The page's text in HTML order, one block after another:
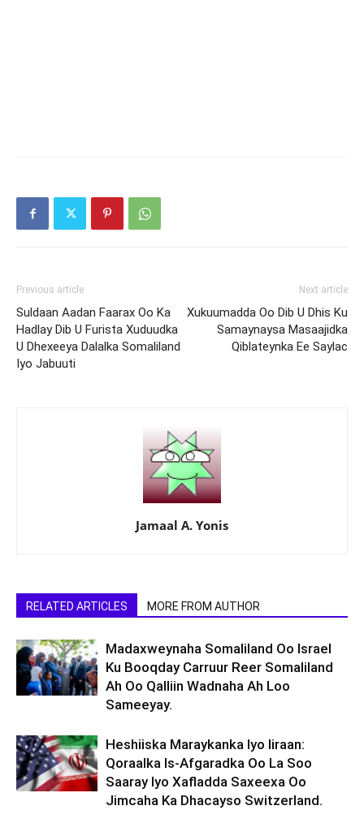
Previous article
Suldaan Aadan Faarax Oo Ka
Hadlay Dib U Furista Xuduudka
U Dhexeeya Dalalka Somaliland
Iyo Jabuuti
Next article
Xukuumadda Oo Dib U Dhis Ku
Samaynaysa Masaajidka
Qiblateynka Ee Saylac
Jamaal A. Yonis
RELATED ARTICLES MORE FROM AUTHOR
Madaxweynaha Somaliland Oo Israel
Ku Booqday Carruur Reer Somaliland
Ah Oo Qalliin Wadnaha Ah Loo
Sameeyay.
Heshiiska Maraykanka Iyo Iiraan:
Qoraalka Is-Afgaradka Oo La Soo
Saaray Iyo Xafladda Saxeexa Oo
Jimcaha Ka Dhacayso Switzerland.